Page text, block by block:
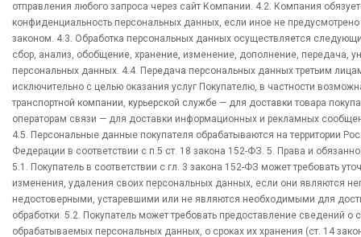
отправления любого запроса через сайт Компании. 4.2. Компания
конфиденциальность персональных данных, если иное не
законом. 4.3. Обработка персональных данных осуществляется
сбор, анализ, обобщение, хранение, изменение, дополнение, передача,
персональных данных. 4.4. Передача персональных данных третьим
исключительно с целью оказания услуг Покупателю, в частности
транспортной компании, курьерской службе — для доставки товара
операторам связи — для доставки информационных и рекламных
4.5. Персональные данные покупателя обрабатываются на территории
Федерации в соответствии с п.5 ст. 18 закона 152-ФЗ. 5. Права и
5.1. Покупатель в соответствии с гл. 3 закона 152-ФЗ может требовать
изменения, удаления своих персональных данных, если они являются
недостоверными, устаревшими или не являются необходимыми для
обработки. 5.2. Покупатель может требовать предоставление сведений о
обрабатываемых персональных данных, о сроках их хранения (ст. 14